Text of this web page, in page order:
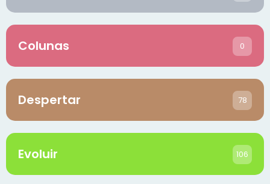
Colunas 0
Despertar 78
Evoluir 106